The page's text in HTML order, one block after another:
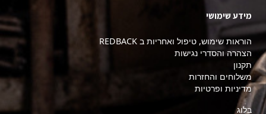
מידע שימושי
הוראות שימוש, טיפול ואחריות ב REDBACK
הצהרה והסדרי נגישות
תקנון
משלוחים והחזרות
מדיניות ופרטיות
בלוג